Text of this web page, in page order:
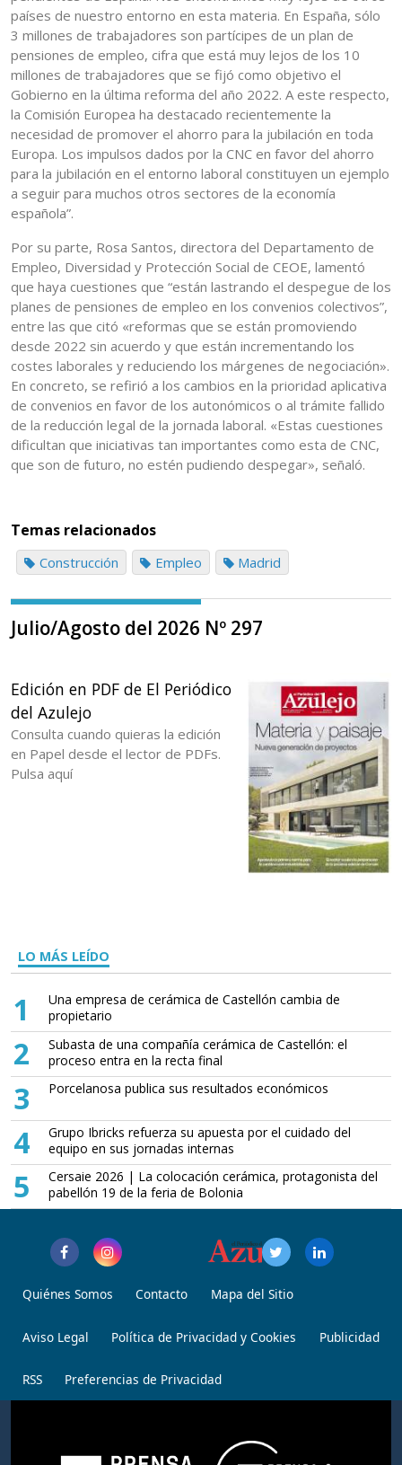
países de nuestro entorno en esta materia. En España, sólo
3 millones de trabajadores son partícipes de un plan de
pensiones de empleo, cifra que está muy lejos de los 10
millones de trabajadores que se fijó como objetivo el
Gobierno en la última reforma del año 2022. A este respecto,
la Comisión Europea ha destacado recientemente la
necesidad de promover el ahorro para la jubilación en toda
Europa. Los impulsos dados por la CNC en favor del ahorro
para la jubilación en el entorno laboral constituyen un ejemplo
a seguir para muchos otros sectores de la economía
española”.
Por su parte, Rosa Santos, directora del Departamento de
Empleo, Diversidad y Protección Social de CEOE, lamentó
que haya cuestiones que “están lastrando el despegue de los
planes de pensiones de empleo en los convenios colectivos”,
entre las que citó «reformas que se están promoviendo
desde 2022 sin acuerdo y que están incrementando los
costes laborales y reduciendo los márgenes de negociación».
En concreto, se refirió a los cambios en la prioridad aplicativa
de convenios en favor de los autonómicos o al trámite fallido
de la reducción legal de la jornada laboral. «Estas cuestiones
dificultan que iniciativas tan importantes como esta de CNC,
que son de futuro, no estén pudiendo despegar», señaló.
Temas relacionados
Construcción Empleo Madrid
Julio/Agosto del 2026 Nº 297
Edición en PDF de El Periódico
del Azulejo
Consulta cuando quieras la edición
en Papel desde el lector de PDFs.
Pulsa aquí
LO MÁS LEÍDO
1
Una empresa de cerámica de Castellón cambia de
propietario
2
Subasta de una compañía cerámica de Castellón: el
proceso entra en la recta final
3 Porcelanosa publica sus resultados económicos
4
Grupo Ibricks refuerza su apuesta por el cuidado del
equipo en sus jornadas internas
5
Cersaie 2026 | La colocación cerámica, protagonista del
pabellón 19 de la feria de Bolonia
Quiénes Somos Contacto Mapa del Sitio
Aviso Legal Política de Privacidad y Cookies Publicidad
RSS Preferencias de Privacidad